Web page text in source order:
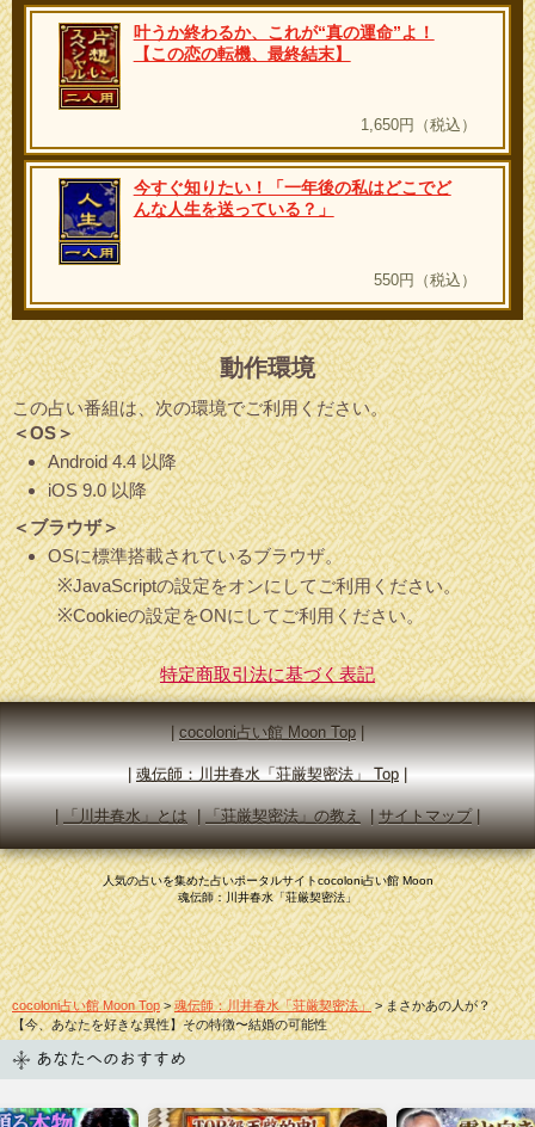
叶うか終わるか、これが“真の運命”よ！
【この恋の転機、最終結末】
1,650円（税込）
今すぐ知りたい！「一年後の私はどこでど
んな人生を送っている？」
550円（税込）
動作環境
この占い番組は、次の環境でご利用ください。
＜OS＞
Android 4.4 以降
iOS 9.0 以降
＜ブラウザ＞
OSに標準搭載されているブラウザ。
※JavaScriptの設定をオンにしてご利用ください。
※Cookieの設定をONにしてご利用ください。
特定商取引法に基づく表記
|cocoloni占い館 Moon Top|
魂伝師：川井春水「荘厳契密法」 Top
|「川井春水」とは |「荘厳契密法」の教え |サイトマップ|
人気の占いを集めた占いポータルサイトcocoloni占い館 Moon
魂伝師：川井春水「荘厳契密法」
cocoloni占い館 Moon Top>魂伝師：川井春水「荘厳契密法」> まさかあの人が？
【今、あなたを好きな異性】その特徴〜結婚の可能性
あなたへのおすすめ